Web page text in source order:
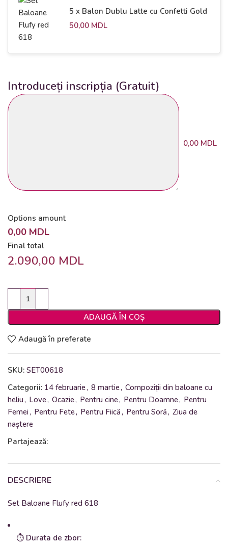
5 x Balon Dublu Latte cu Confetti Gold
50,00 MDL
Introduceți inscripția (Gratuit)
0,00 MDL
Options amount
0,00 MDL
Final total
2.090,00 MDL
ADAUGĂ ÎN COȘ
Adaugă în preferate
SKU: SET00618
Categorii: 14 februarie, 8 martie, Compoziții din baloane cu
heliu, Love, Ocazie, Pentru cine, Pentru Doamne, Pentru
Femei, Pentru Fete, Pentru Fiică, Pentru Soră, Ziua de
naștere
Partajează:
DESCRIERE
Set Baloane Flufy red 618
⏱️ Durata de zbor: